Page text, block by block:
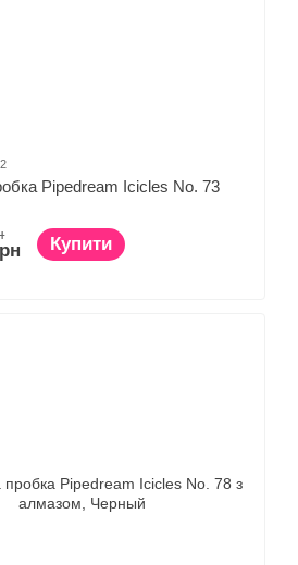
Pipedream Icicles No. 73
Купити